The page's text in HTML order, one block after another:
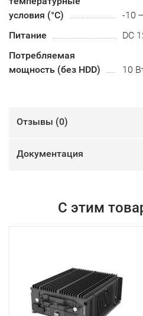
условия (°С)
-10
Питание
DC
Потребляемая
мощность (без HDD)
10
Отзывы (0)
Документация
С этим